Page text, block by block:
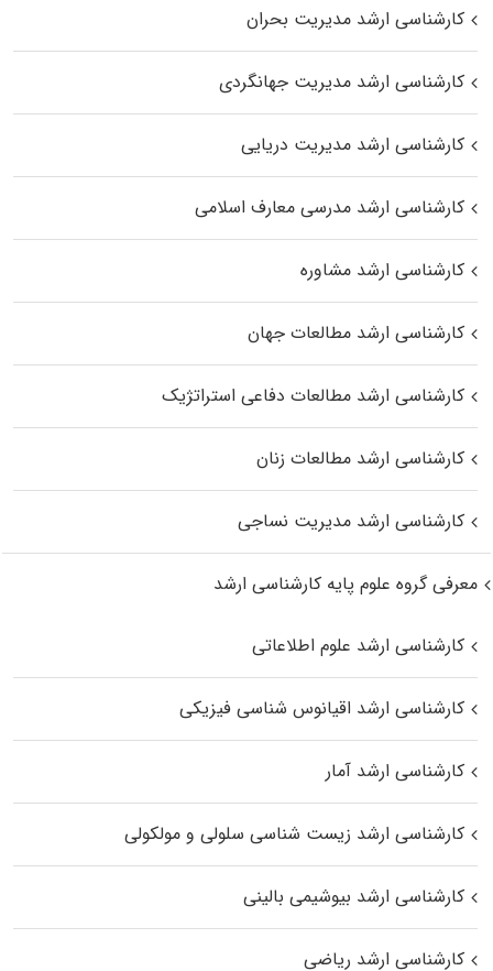
کارشناسی ارشد مدیریت بحران
کارشناسی ارشد مدیریت جهانگردی
کارشناسی ارشد مدیریت دریایی
کارشناسی ارشد مدرسی معارف اسلامی
کارشناسی ارشد مشاوره
کارشناسی ارشد مطالعات جهان
کارشناسی ارشد مطالعات دفاعی استراتژیک
کارشناسی ارشد مطالعات زنان
کارشناسی ارشد مدیریت نساجی
معرفی گروه علوم پایه کارشناسی ارشد
کارشناسی ارشد علوم اطلاعاتی
کارشناسی ارشد اقیانوس‌ شناسی فیزیکی
کارشناسی ارشد آمار
کارشناسی ارشد زیست شناسی سلولی و مولکولی
کارشناسی ارشد بیوشیمی بالینی
کارشناسی ارشد ریاضی